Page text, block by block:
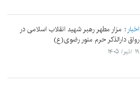
اخبار مزار مطهر رهبر شهید انقلاب اسلامی در
رواق دارالذکر حرم منور رضوی(ع)
۱۹ /تیر/ ۱۴۰۵